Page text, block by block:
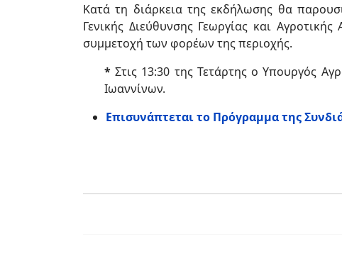
Κατά τη διάρκεια της εκδήλωσης θα
Γενικής Διεύθυνσης Γεωργίας και
συμμετοχή των φορέων της περιοχής.
* Στις 13:30 της Τετάρτης ο Υπουργός
Ιωαννίνων.
Επισυνάπτεται το Πρόγραμμα της